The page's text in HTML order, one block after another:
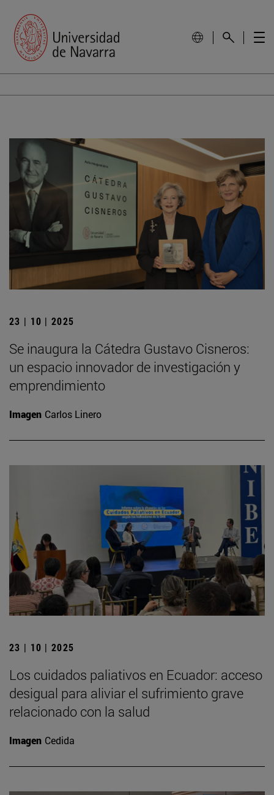
23 | 10 | 2025
Se inaugura la Cátedra Gustavo Cisneros:
un espacio innovador de investigación y
emprendimiento
Imagen Carlos Linero
23 | 10 | 2025
Los cuidados paliativos en Ecuador: acceso
desigual para aliviar el sufrimiento grave
relacionado con la salud
Imagen Cedida